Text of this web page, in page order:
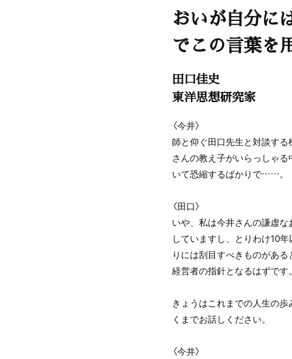
おいが自分に
でこの言葉を
田口佳史
東洋思想研究家
〈今井〉
師と仰ぐ田口先生と対談す
さんの教え子がいらっしゃ
いて恐縮するばかりで……。
〈田口〉
いや、私は今井さんの謙虚
していますし、とりわけ10
りには刮目すべきものがあ
経営者の指針となるはずです。
きょうはこれまでの人生の
くまでお話しください。
〈今井〉